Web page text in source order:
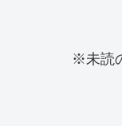
※未読